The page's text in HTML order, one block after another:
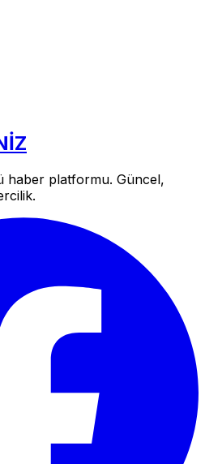
haber platformu. Güncel,